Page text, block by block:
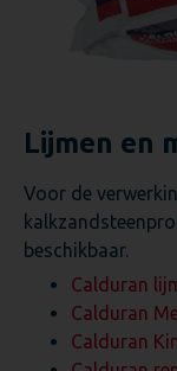
Lijmen en
Voor de
beschikbaar.
Calduran
Calduran
Calduran